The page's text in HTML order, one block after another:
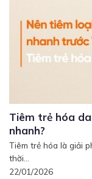
Tiêm trẻ hóa
nhanh?
Tiêm trẻ hóa là giải
thời...
22/01/2026